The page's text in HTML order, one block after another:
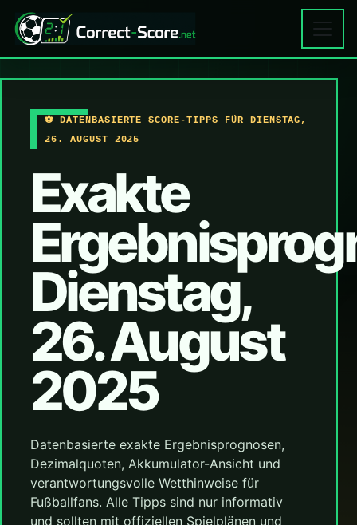
⚽ DATENBASIERTE SCORE-TIPPS FÜR DIENSTAG,
26. AUGUST 2025
Exakte
Dienstag,
26. August
2025
Datenbasierte exakte Ergebnisprognosen,
Dezimalquoten, Akkumulator-Ansicht und
verantwortungsvolle Wetthinweise für
Fußballfans. Alle Tipps sind nur informativ
und sollten mit offiziellen Spielplänen und